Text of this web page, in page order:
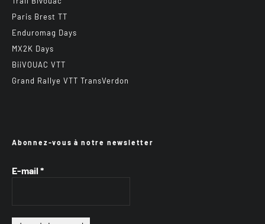
Paris Brest TT
Enduromag Days
MX2K Days
BiiVOUAC VTT
Grand Rallye VTT TransVerdon
Abonnez-vous à notre newsletter
E-mail *